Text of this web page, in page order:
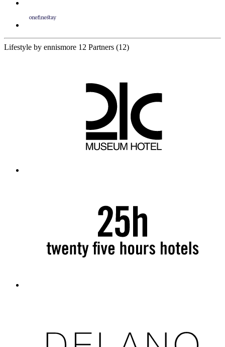
Lifestyle by ennismore 12 Partners (12)